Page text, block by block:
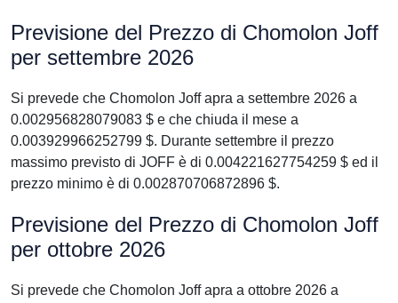
Previsione del Prezzo di Chomolon Joff
per settembre 2026
Si prevede che Chomolon Joff apra a settembre 2026 a
0.002956828079083 $ e che chiuda il mese a
0.003929966252799 $. Durante settembre il prezzo
massimo previsto di JOFF è di 0.004221627754259 $ ed il
prezzo minimo è di 0.002870706872896 $.
Previsione del Prezzo di Chomolon Joff
per ottobre 2026
Si prevede che Chomolon Joff apra a ottobre 2026 a